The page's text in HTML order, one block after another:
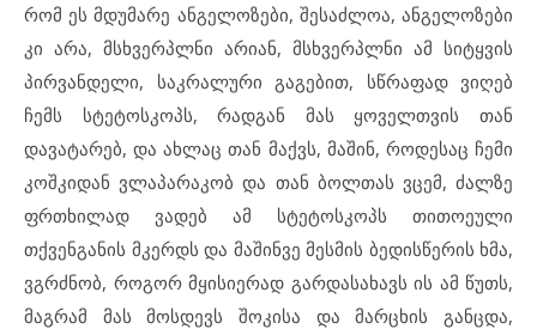
რომ ეს მდუმარე ანგელოზები, შესაძლოა, ანგელოზები
კი არა, მსხვერპლნი არიან, მსხვერპლნი ამ სიტყვის
პირვანდელი, საკრალური გაგებით, სწრაფად ვიღებ
ჩემს სტეტოსკოპს, რადგან მას ყოველთვის თან
დავატარებ, და ახლაც თან მაქვს, მაშინ, როდესაც ჩემი
კოშკიდან ვლაპარაკობ და თან ბოლთას ვცემ, ძალზე
ფრთხილად ვადებ ამ სტეტოსკოპს თითოეული
თქვენგანის მკერდს და მაშინვე მესმის ბედისწერის ხმა,
ვგრძნობ, როგორ მყისიერად გარდასახავს ის ამ წუთს,
მაგრამ მას მოსდევს შოკისა და მარცხის განცდა,